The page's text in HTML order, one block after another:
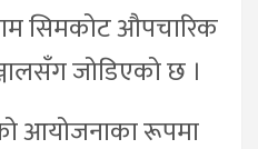
सिमकोट औपचारिक
जोडिएको छ ।
आयोजनाका रूपमा